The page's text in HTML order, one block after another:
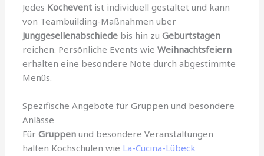
Jedes Kochevent ist individuell gestaltet und kann
von Teambuilding-Maßnahmen über
Junggesellenabschiede bis hin zuGeburtstagen
reichen. Persönliche Events wieWeihnachtsfeiern
erhalten eine besondere Note durch abgestimmte
Menüs.
Spezifische Angebote für Gruppen und besondere
Anlässe
FürGruppen und besondere Veranstaltungen
halten Kochschulen wie La-Cucina-Lübeck